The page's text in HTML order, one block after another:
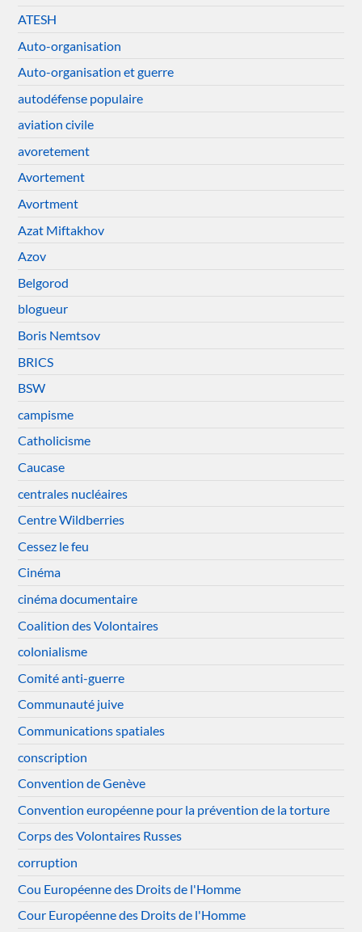
ATESH
Auto-organisation
Auto-organisation et guerre
autodéfense populaire
aviation civile
avoretement
Avortement
Avortment
Azat Miftakhov
Azov
Belgorod
blogueur
Boris Nemtsov
BRICS
BSW
campisme
Catholicisme
Caucase
centrales nucléaires
Centre Wildberries
Cessez le feu
Cinéma
cinéma documentaire
Coalition des Volontaires
colonialisme
Comité anti-guerre
Communauté juive
Communications spatiales
conscription
Convention de Genève
Convention européenne pour la prévention de la torture
Corps des Volontaires Russes
corruption
Cou Européenne des Droits de l'Homme
Cour Européenne des Droits de l'Homme